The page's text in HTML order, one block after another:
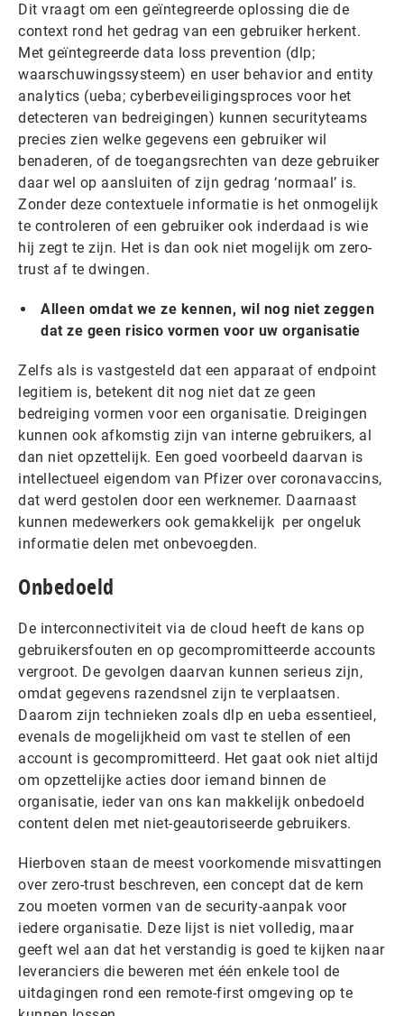
Dit vraagt om een geïntegreerde oplossing die de
context rond het gedrag van een gebruiker herkent.
Met geïntegreerde data loss prevention (dlp;
waarschuwingssysteem) en user behavior and entity
analytics (ueba; cyberbeveiligingsproces voor het
detecteren van bedreigingen) kunnen securityteams
precies zien welke gegevens een gebruiker wil
benaderen, of de toegangsrechten van deze gebruiker
daar wel op aansluiten of zijn gedrag ‘normaal’ is.
Zonder deze contextuele informatie is het onmogelijk
te controleren of een gebruiker ook inderdaad is wie
hij zegt te zijn. Het is dan ook niet mogelijk om zero-
trust af te dwingen.‍
Alleen omdat we ze kennen, wil nog niet zeggen
dat ze geen risico vormen voor uw organisatie‍
Zelfs als is vastgesteld dat een apparaat of endpoint
legitiem is, betekent dit nog niet dat ze geen
bedreiging vormen voor een organisatie. Dreigingen
kunnen ook afkomstig zijn van interne gebruikers, al
dan niet opzettelijk. Een goed voorbeeld daarvan is
intellectueel eigendom van Pfizer over coronavaccins,
dat werd gestolen door een werknemer. Daarnaast
kunnen medewerkers ook gemakkelijk per ongeluk
informatie delen met onbevoegden.
Onbedoeld
De interconnectiviteit via de cloud heeft de kans op
gebruikersfouten en op gecompromitteerde accounts
vergroot. De gevolgen daarvan kunnen serieus zijn,
omdat gegevens razendsnel zijn te verplaatsen.
Daarom zijn technieken zoals dlp en ueba essentieel,
evenals de mogelijkheid om vast te stellen of een
account is gecompromitteerd. Het gaat ook niet altijd
om opzettelijke acties door iemand binnen de
organisatie, ieder van ons kan makkelijk onbedoeld
content delen met niet-geautoriseerde gebruikers.
Hierboven staan de meest voorkomende misvattingen
over zero-trust beschreven, een concept dat de kern
zou moeten vormen van de security-aanpak voor
iedere organisatie. Deze lijst is niet volledig, maar
geeft wel aan dat het verstandig is goed te kijken naar
leveranciers die beweren met één enkele tool de
uitdagingen rond een remote-first omgeving op te